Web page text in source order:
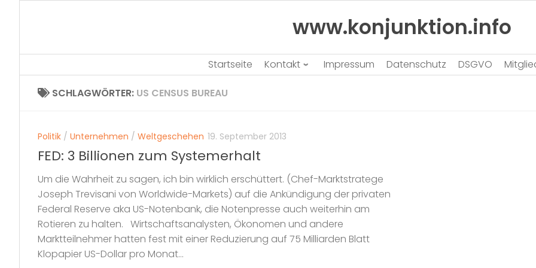
www.konjunktion.info
Startseite Kontakt Impressum Datenschutz DSGVO
SCHLAGWÖRTER: US CENSUS BUREAU
Politik / Unternehmen / Weltgeschehen 19. September 2013
FED: 3 Billionen zum Systemerhalt
Um die Wahrheit zu sagen, ich bin wirklich erschüttert. (Chef-Marktstratege
Joseph Trevisani von Worldwide-Markets) auf die Ankündigung der privaten
Federal Reserve aka US-Notenbank, die Notenpresse auch weiterhin am
Rotieren zu halten. Wirtschaftsanalysten, Ökonomen und andere
Marktteilnehmer hatten fest mit einer Reduzierung auf 75 Milliarden Blatt
Klopapier US-Dollar pro Monat...